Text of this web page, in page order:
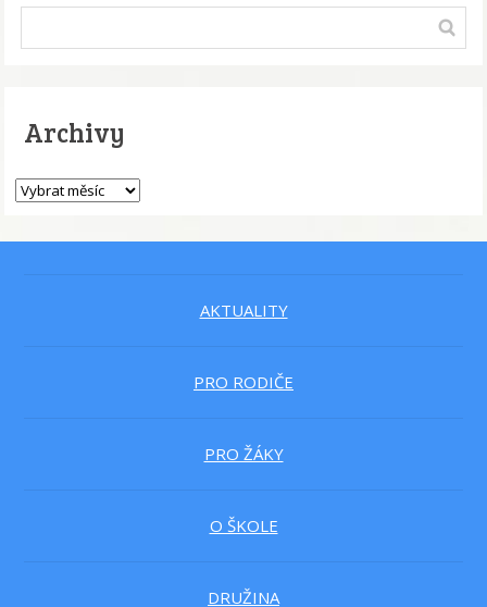
Archivy
AKTUALITY
PRO RODIČE
PRO ŽÁKY
O ŠKOLE
DRUŽINA